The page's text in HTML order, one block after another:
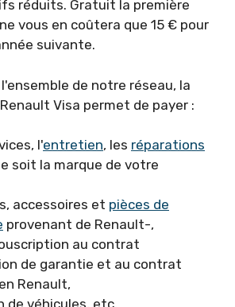
réduits. Gratuit la première
vous en coûtera que 15 € pour
suivante.
de notre réseau, la
Visa permet de payer :
l'entretien, les réparations
soit la marque de votre
accessoires et pièces de
provenant de Renault-,
au contrat
de garantie et au contrat
Renault,